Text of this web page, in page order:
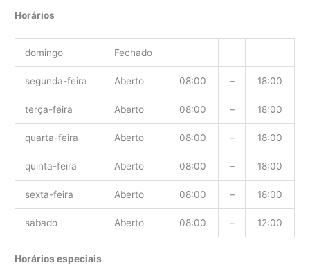
Horários
domingo Fechado
segunda-feira Aberto 08:00 – 18:00
terça-feira Aberto 08:00 – 18:00
quarta-feira Aberto 08:00 – 18:00
quinta-feira Aberto 08:00 – 18:00
sexta-feira Aberto 08:00 – 18:00
sábado Aberto 08:00 – 12:00
Horários especiais